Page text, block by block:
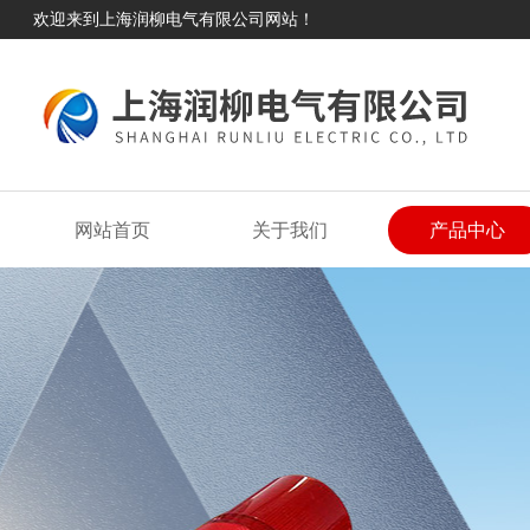
欢迎来到上海润柳电气有限公司网站！
网站首页 关于我们 产品中心